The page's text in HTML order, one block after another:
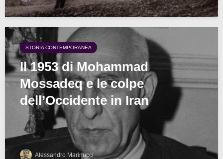
STORIA CONTEMPORANEA
Il 1953 di Mohammad
Mossadeq e le colpe
dell’Occidente in Iran
Alessandro Marinucci